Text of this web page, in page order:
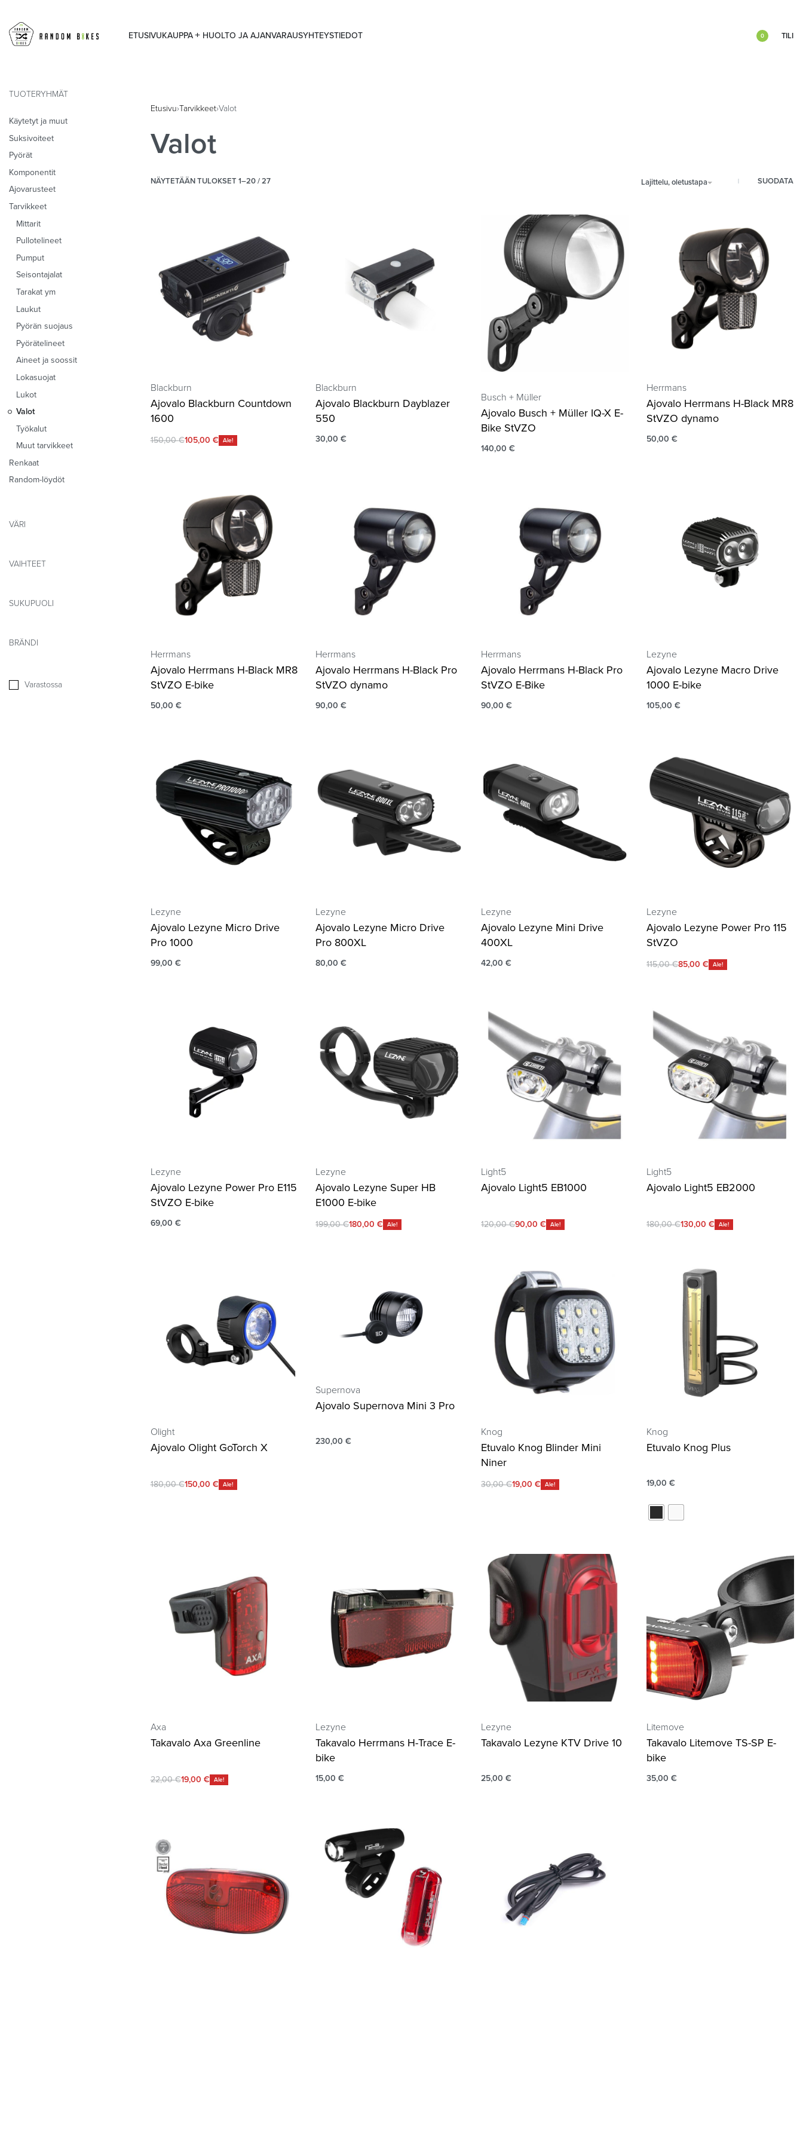
ETUSIVUKAUPPA HUOLTO JA AJANVARAUSYHTEYSTIEDOT 0 TILI
TUOTERYHMÄT
Käytetyt ja muut
Suksivoiteet
Pyörät
Komponentit
Ajovarusteet
Tarvikkeet
Mittarit
Pullotelineet
Pumput
Seisontajalat
Tarakat ym
Laukut
Pyörän suojaus
Pyörätelineet
Aineet ja soossit
Lokasuojat
Lukot
Valot
Työkalut
Muut tarvikkeet
Renkaat
Random-löydöt
VÄRI
VAIHTEET
SUKUPUOLI
BRÄNDI
Varastossa
Etusivu›Tarvikkeet›Valot
Valot
NÄYTETÄÄN TULOKSET 1–20 / 27 Lajittelu, oletustapa SUODATA
Blackburn
Ajovalo Blackburn Countdown
1600
150,00€105,00 € Ale!
Blackburn
Ajovalo Blackburn Dayblazer
550
30,00€
Busch + Müller
Ajovalo Busch + Müller IQ-X E-
Bike StVZO
140,00€
Herrmans
Ajovalo Herrmans H-Black MR8
StVZO dynamo
50,00€
Herrmans
Ajovalo Herrmans H-Black MR8
StVZO E-bike
50,00 €
Herrmans
Ajovalo Herrmans H-Black Pro
StVZO dynamo
90,00€
Herrmans
Ajovalo Herrmans H-Black Pro
StVZO E-Bike
90,00€
Lezyne
Ajovalo Lezyne Macro Drive
1000 E-bike
105,00€
Lezyne
Ajovalo Lezyne Micro Drive
Pro 1000
99,00 €
Lezyne
Ajovalo Lezyne Micro Drive
Pro 800XL
80,00€
Lezyne
Ajovalo Lezyne Mini Drive
400XL
42,00€
Lezyne
Ajovalo Lezyne Power Pro 115
StVZO
115,00€85,00€ Ale!
Lezyne
Ajovalo Lezyne Power Pro E115
StVZO E-bike
69,00 €
Lezyne
Ajovalo Lezyne Super HB
E1000 E-bike
199,00€180,00€ Ale!
Light5
Ajovalo Light5 EB1000
120,00€90,00€ Ale!
Light5
Ajovalo Light5 EB2000
180,00€130,00€ Ale!
Olight
Ajovalo Olight GoTorch X
180,00€150,00 € Ale!
Supernova
Ajovalo Supernova Mini 3 Pro
230,00€
Knog
Etuvalo Knog Blinder Mini
Niner
30,00€19,00€ Ale!
Knog
Etuvalo Knog Plus
19,00€
Axa
Takavalo Axa Greenline
22,00€19,00 € Ale!
Lezyne
Takavalo Herrmans H-Trace E-
bike
15,00€
Lezyne
Takavalo Lezyne KTV Drive 10
25,00€
Litemove
Takavalo Litemove TS-SP E-
bike
35,00€